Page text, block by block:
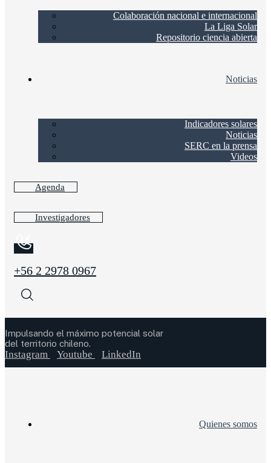
Colaboración nacional e internacional
La Liga Solar
Repositorio ciencia abierta
Noticias
Indicadores solares
Noticias
SERC en la prensa
Videos
Agenda
Investigadores
+56 2 2978 0967
Impulsando el máximo potencial solar
del territorio chileno.
Instagram Youtube LinkedIn
Quienes somos